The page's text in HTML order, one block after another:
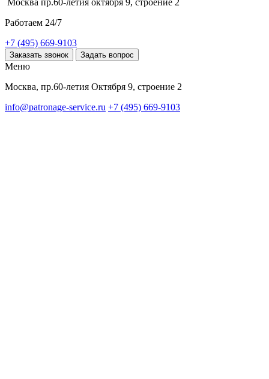
Москва пр.60-летия октября 9, строение 2
Работаем 24/7
+7 (495) 669-9103
Заказать звонок Задать вопрос
Меню
Москва, пр.60-летия Октября 9, строение 2
info@patronage-service.ru +7 (495) 669-9103